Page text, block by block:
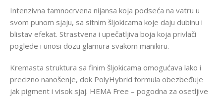
Intenzivna tamnocrvena nijansa koja podseća na vatru u
svom punom sjaju, sa sitnim šljokicama koje daju dubinu i
blistav efekat. Strastvena i upečatljiva boja koja privlači
poglede i unosi dozu glamura svakom manikiru.
Kremasta struktura sa finim šljokicama omogućava lako i
precizno nanošenje, dok PolyHybrid formula obezbeđuje
jak pigment i visok sjaj. HEMA Free – pogodna za osetljive